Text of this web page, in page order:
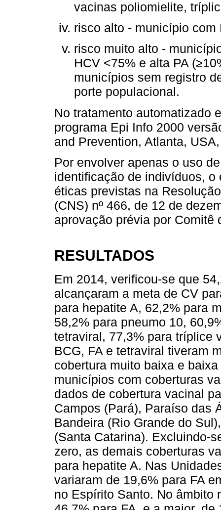
vacinas poliomielite,
risco alto - município com
risco muito alto -
HCV <75% e alta PA
municípios sem registro
porte populacional.
No tratamento automatizado
programa Epi Info 2000
and Prevention, Atlanta,
Por envolver apenas o uso
identificação de indivíduos,
éticas previstas na
(CNS) nº 466, de 12 de
aprovação prévia por Comitê
RESULTADOS
Em 2014, verificou-se que
alcançaram a meta de CV
para hepatite A, 62,2% para
58,2% para pneumo 10,
tetraviral, 77,3% para tríplice
BCG, FA e tetraviral tiveram
cobertura muito baixa e baixa
municípios com coberturas
dados de cobertura vacinal
Campos (Pará), Paraíso das
Bandeira (Rio Grande do
(Santa Catarina). Excluindo-
zero, as demais coberturas
para hepatite A. Nas
variaram de 19,6% para FA
no Espírito Santo. No âmbito